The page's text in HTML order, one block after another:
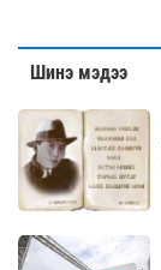
Шинэ мэдээ